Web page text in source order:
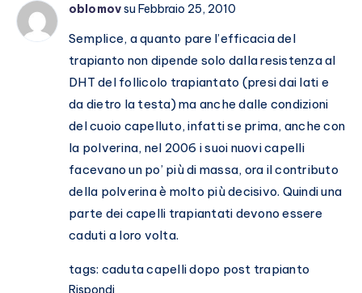
oblomovsu Febbraio 25, 2010
Semplice, a quanto pare l’efficacia del
trapianto non dipende solo dalla resistenza al
DHT del follicolo trapiantato (presi dai lati e
da dietro la testa) ma anche dalle condizioni
del cuoio capelluto, infatti se prima, anche con
la polverina, nel 2006 i suoi nuovi capelli
facevano un po’ più di massa, ora il contributo
della polverina è molto più decisivo. Quindi una
parte dei capelli trapiantati devono essere
caduti a loro volta.
tags: caduta capelli dopo post trapianto
Rispondi